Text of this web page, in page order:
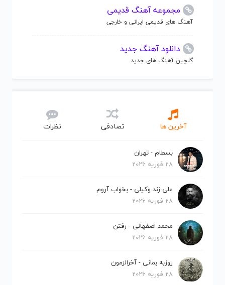
مجموعه آهنگ قدیمی
آهنگ های قدیمی ایرانی و خارجی
دانلود آهنگ جدید
گلچین آهنگ های جدید
آخرین ها تصادفی نظرات
بسطام - تهران
28 فوریه 2026
علی زند وکیلی - بخواب آروم
28 فوریه 2026
محمد اصفهانی - رفتن
28 فوریه 2026
روزبه بمانی - آخرالزمون
28 فوریه 2026